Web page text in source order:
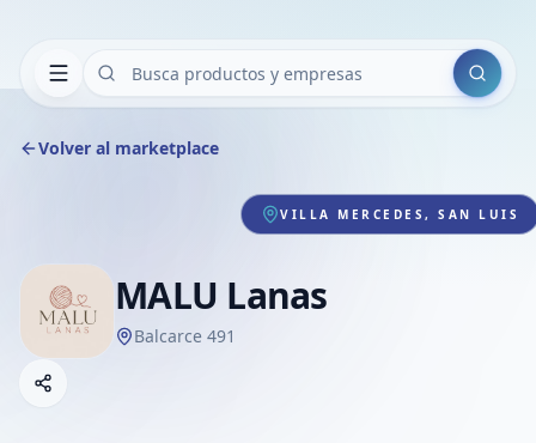
Buscar
Volver al marketplace
VILLA MERCEDES, SAN LUIS
MALU Lanas
Balcarce 491
Compartir empresa